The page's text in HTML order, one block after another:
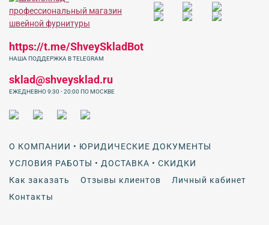
О КОМПАНИИ • ЮРИДИЧЕСКИЕ ДОКУМЕНТЫ
УСЛОВИЯ РАБОТЫ • ДОСТАВКА • СКИДКИ
Как заказать
Отзывы клиентов
Личный кабинет
Контакты
https://t.me/ShveySkladBot
НАША ПОДДЕРЖКА В TELEGRAM
sklad@shveysklad.ru
ЕЖЕДНЕВНО 9:30 - 20:00 ПО МОСКВЕ